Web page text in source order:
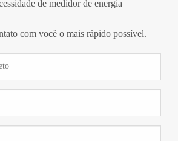
de medidor de energia
com você o mais rápido possível.